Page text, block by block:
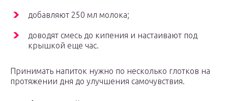
добавляют 250 мл молока;
доводят смесь до кипения и настаивают под
крышкой еще час.
Принимать напиток нужно по несколько глотков на
протяжении дня до улучшения самочувствия.